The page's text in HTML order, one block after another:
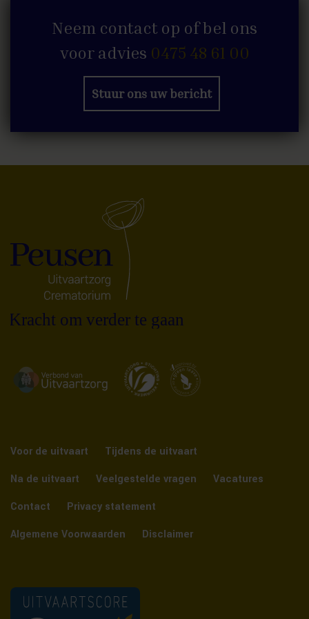
Neem contact op of bel ons
voor advies 0475 48 61 00
Stuur ons uw bericht
Voor de uitvaart
Tijdens de uitvaart
Na de uitvaart
Veelgestelde vragen
Vacatures
Contact
Privacy statement
Algemene Voorwaarden
Disclaimer